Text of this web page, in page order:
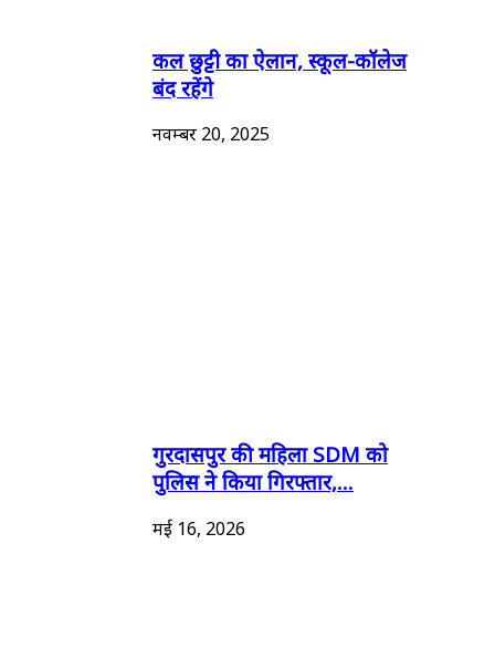
कल छुट्टी का ऐलान, स्कूल-कॉलेज
बंद रहेंगे
नवम्बर 20, 2025
गुरदासपुर की महिला SDM को
पुलिस ने किया गिरफ्तार,...
मई 16, 2026